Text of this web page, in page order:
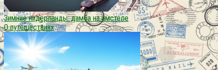
Зимние нидерланды: дамба на амстеле
О путешествиях